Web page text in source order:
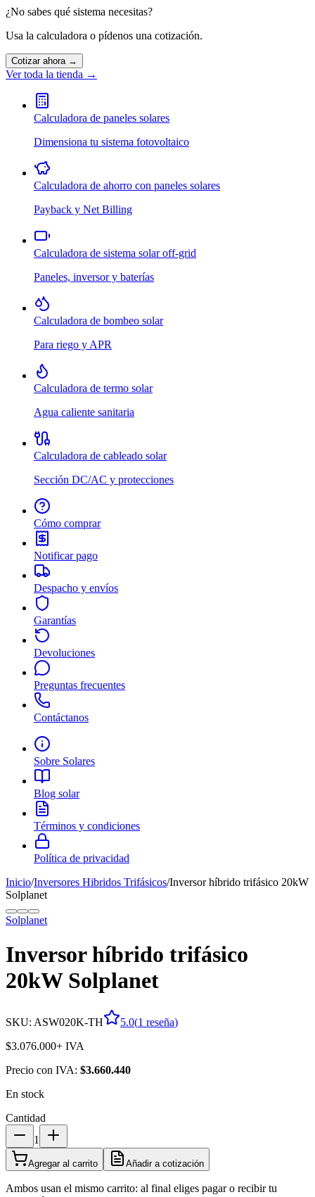
¿No sabes qué sistema necesitas?
Usa la calculadora o pídenos una cotización.
Cotizar ahora →
Ver toda la tienda →
Calculadora de paneles solares
Dimensiona tu sistema fotovoltaico
Calculadora de ahorro con paneles solares
Payback y Net Billing
Calculadora de sistema solar off-grid
Paneles, inversor y baterías
Calculadora de bombeo solar
Para riego y APR
Calculadora de termo solar
Agua caliente sanitaria
Calculadora de cableado solar
Sección DC/AC y protecciones
Cómo comprar
Notificar pago
Despacho y envíos
Garantías
Devoluciones
Preguntas frecuentes
Contáctanos
Sobre Solares
Blog solar
Términos y condiciones
Política de privacidad
Inicio/Inversores Hibridos Trifásicos/Inversor híbrido trifásico 20kW
Solplanet
Solplanet
Inversor híbrido trifásico
20kW Solplanet
SKU: ASW020K-TH 5.0(1 reseña)
$3.076.000+ IVA
Precio con IVA: $3.660.440
En stock
Cantidad
1
Agregar al carrito Añadir a cotización
Ambos usan el mismo carrito: al final eliges pagar o recibir tu